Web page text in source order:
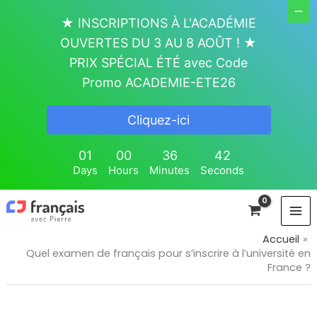
Accueil
Quel examen de français pour s’inscrire à l’université en
France ?
★ INSCRIPTIONS À L'ACADÉMIE
OUVERTES DU 3 AU 8 AOÛT ! ★
PRIX SPÉCIAL ÉTÉ avec Code
Promo ACADEMIE-ETE26
Cliquez-ici
01
Days
00
Hours
36
Minutes
42
Seconds